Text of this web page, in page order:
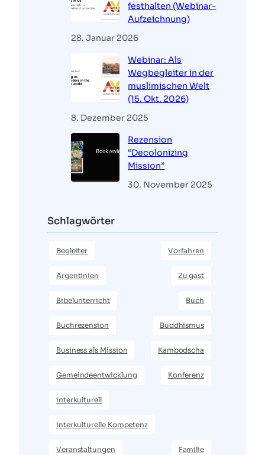
festhalten (Webinar-
Aufzeichnung)
28. Januar 2026
Webinar: Als
Wegbegleiter in der
muslimischen Welt
(15. Okt. 2026)
8. Dezember 2025
Rezension
“Decolonizing
Mission”
30. November 2025
Schlagwörter
Begleiter Vorfahren
Argentinien Zu gast
Bibelunterricht Buch
Buchrezension Buddhismus
Business als Mission Kambodscha
Gemeindeentwicklung Konferenz
interkulturell
interkulturelle Kompetenz
Veranstaltungen Familie